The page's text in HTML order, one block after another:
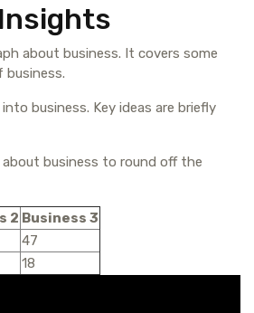
about business. It covers some
business. Key ideas are briefly
business to round off the
2 Business 3
47
18